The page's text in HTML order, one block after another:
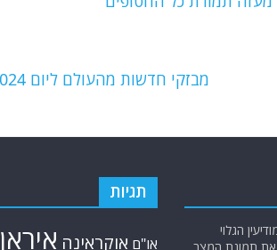
מבזקי חדשות מהעולם ליום 10-2-2024. מתעדכן
הגלוי
תגיות
או"ם אוקראינה איראן